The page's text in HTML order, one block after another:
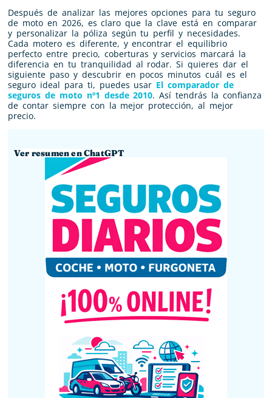
Después de analizar las mejores opciones para tu seguro
de moto en 2026, es claro que la clave está en comparar
y personalizar la póliza según tu perfil y necesidades.
Cada motero es diferente, y encontrar el equilibrio
perfecto entre precio, coberturas y servicios marcará la
diferencia en tu tranquilidad al rodar. Si quieres dar el
siguiente paso y descubrir en pocos minutos cuál es el
seguro ideal para ti, puedes usar El comparador de
seguros de moto nº1 desde 2010. Así tendrás la confianza
de contar siempre con la mejor protección, al mejor
precio.
Ver resumen en ChatGPT